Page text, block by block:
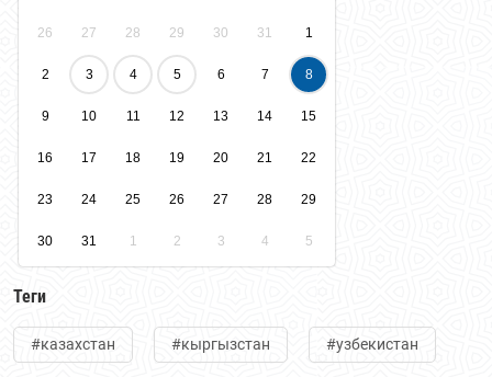
26 27 28 29 30 31 1
2 3 4 5 6 7 8
9 10 11 12 13 14 15
16 17 18 19 20 21 22
23 24 25 26 27 28 29
30 31 1 2 3 4 5
Теги
#казахстан #кыргызстан #узбекистан